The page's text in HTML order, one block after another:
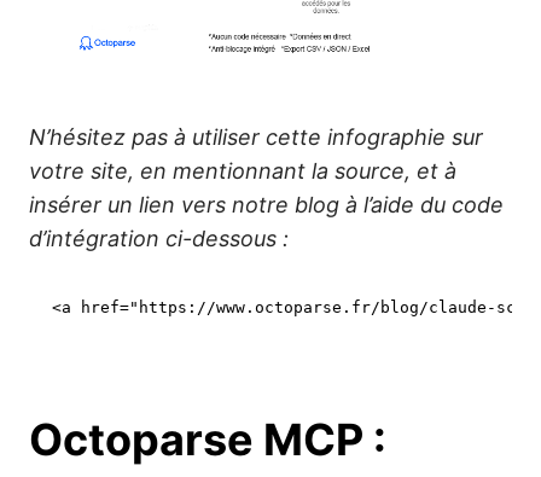
N’hésitez pas à utiliser cette infographie sur
votre site, en mentionnant la source, et à
insérer un lien vers notre blog à l’aide du code
d’intégration ci-dessous :
<a href="https://www.octoparse.fr/blog/claude-
Octoparse MCP :